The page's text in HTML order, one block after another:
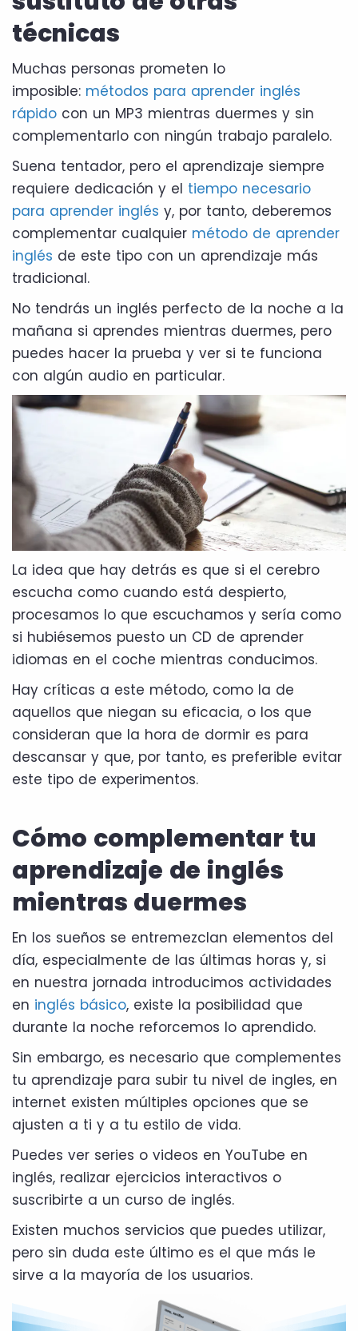
técnicas
Muchas personas prometen lo
imposible: métodos para aprender inglés
rápido con un MP3 mientras duermes y sin
complementarlo con ningún trabajo paralelo.
Suena tentador, pero el aprendizaje siempre
requiere dedicación y el tiempo necesario
para aprender inglés y, por tanto, deberemos
complementar cualquier método de aprender
inglés de este tipo con un aprendizaje más
tradicional.
No tendrás un inglés perfecto de la noche a la
mañana si aprendes mientras duermes, pero
puedes hacer la prueba y ver si te funciona
con algún audio en particular.
La idea que hay detrás es que si el cerebro
escucha como cuando está despierto,
procesamos lo que escuchamos y sería como
si hubiésemos puesto un CD de aprender
idiomas en el coche mientras conducimos.
Hay críticas a este método, como la de
aquellos que niegan su eficacia, o los que
consideran que la hora de dormir es para
descansar y que, por tanto, es preferible evitar
este tipo de experimentos.
Cómo complementar tu
aprendizaje de inglés
mientras duermes
En los sueños se entremezclan elementos del
día, especialmente de las últimas horas y, si
en nuestra jornada introducimos actividades
en inglés básico, existe la posibilidad que
durante la noche reforcemos lo aprendido.
Sin embargo, es necesario que complementes
tu aprendizaje para subir tu nivel de ingles, en
internet existen múltiples opciones que se
ajusten a ti y a tu estilo de vida.
Puedes ver series o videos en YouTube en
inglés, realizar ejercicios interactivos o
suscribirte a un curso de inglés.
Existen muchos servicios que puedes utilizar,
pero sin duda este último es el que más le
sirve a la mayoría de los usuarios.